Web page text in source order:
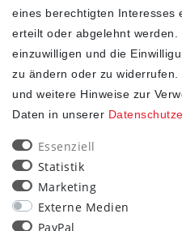
SHOP
Impressum
Daten­schutz­erklärung
AGB
Widerrufs­recht
Kontakt
Vertrag widerrufen
eines berechtigten Interesses
erteilt oder abgelehnt
einzuwilligen und die
zu ändern oder zu
und weitere Hinweise zur
Daten in unserer
Essenziell
Statistik
Marketing
Externe Medien
PayPal